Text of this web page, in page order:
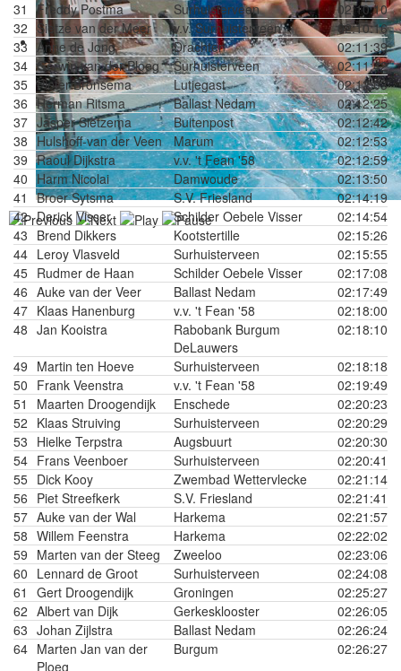
31
Freddy Postma Surhuisterveen
02:10:10
32 Sietze van der Meer v.v. Surhuisterveen
02:10:16
33 Anne de Jong Drachten
02:11:39
34 Gerwin van der Ploeg Surhuisterveen
02:11:42
35 Pieter Bronsema Lutjegast
02:12:03
36 Herman Ritsma Ballast Nedam
02:12:25
37 Jasper Sietzema Buitenpost
02:12:42
38 Hulshoff-van der Veen Marum
02:12:53
39 Raoul Dijkstra v.v. 't Fean '58
02:12:59
40 Harm Nicolai Damwoude
02:13:50
41
Broer Sytsma S.V. Friesland
02:14:19
42 Derick Visser Schilder Oebele Visser
02:14:54
43 Brend Dikkers Kootstertille
02:15:26
44 Leroy Vlasveld Surhuisterveen
02:15:55
45 Rudmer de Haan Schilder Oebele Visser
02:17:08
46 Auke van der Veer Ballast Nedam
02:17:49
47 Klaas Hanenburg v.v. 't Fean '58
02:18:00
48 Jan Kooistra
Rabobank Burgum
DeLauwers
02:18:10
49 Martin ten Hoeve Surhuisterveen
02:18:18
50 Frank Veenstra v.v. 't Fean '58
02:19:49
51
Maarten Droogendijk Enschede
02:20:23
52 Klaas Struiving Surhuisterveen
02:20:29
53 Hielke Terpstra Augsbuurt
02:20:30
54 Frans Veenboer Surhuisterveen
02:20:41
55 Dick Kooy Zwembad Wettervlecke
02:21:14
56 Piet Streefkerk S.V. Friesland
02:21:41
57 Auke van der Wal Harkema
02:21:57
58 Willem Feenstra Harkema
02:22:02
59 Marten van der Steeg Zweeloo
02:23:06
60 Lennard de Groot Surhuisterveen
02:24:08
61
Gert Droogendijk Groningen
02:25:27
62 Albert van Dijk Gerkesklooster
02:26:05
63 Johan Zijlstra Ballast Nedam
02:26:24
64 Marten Jan van der
Ploeg
Burgum 02:26:27